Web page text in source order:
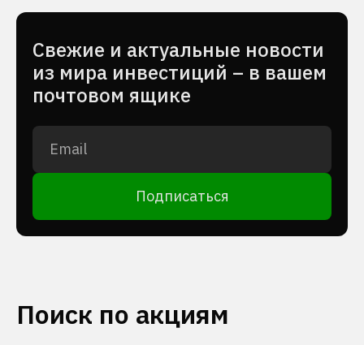
Cвежие и актуальные новости
из мира инвестиций – в вашем
почтовом ящике
Подписаться
Поиск по акциям